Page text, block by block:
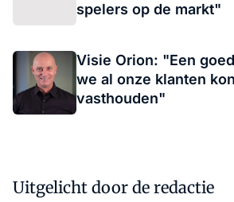
spelers op de markt"
Visie Orion: "Een
we al onze klanten
vasthouden"
Uitgelicht door de redactie